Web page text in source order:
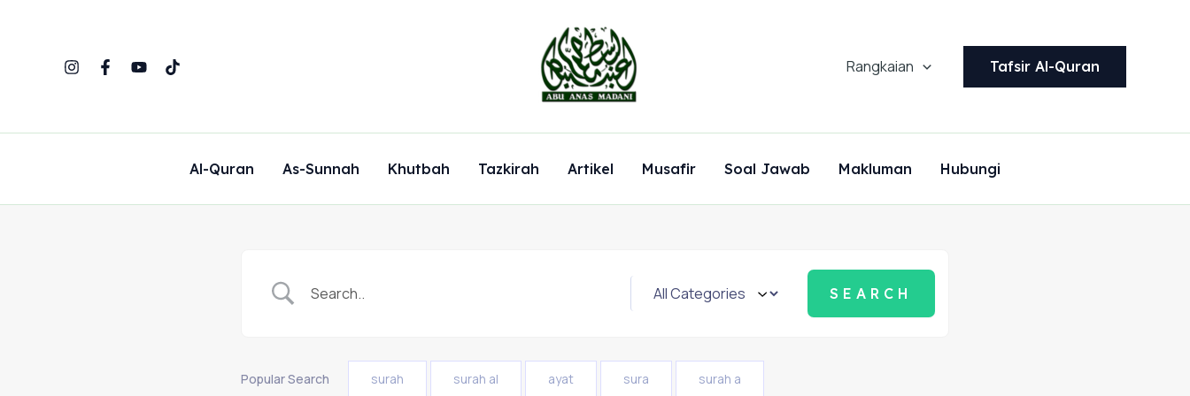
Rangkaian Tafsir Al-Quran
Al-Quran As-Sunnah Khutbah Tazkirah Artikel Musafir Soal Jawab Makluman Hubungi
Popular Search surah surah al ayat sura surah a